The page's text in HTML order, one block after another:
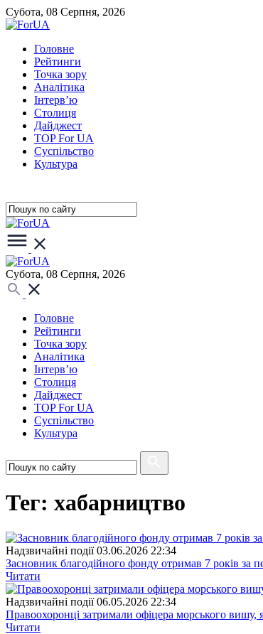
Субота, 08 Серпня, 2026
Головне
Рейтинги
Точка зору
Аналітика
Інтерв’ю
Столиця
Дайджест
TOP For UA
Суспiльство
Культура
Субота, 08 Серпня, 2026
Головне
Рейтинги
Точка зору
Аналітика
Інтерв’ю
Столиця
Дайджест
TOP For UA
Суспiльство
Культура
Тег: хабарництво
Надзвичайні події 03.06.2026 22:34
Засновник благодійного фонду отримав 7 років за
Читати
Надзвичайні події 06.05.2026 22:34
Правоохоронці затримали офіцера морського вишу,
Читати